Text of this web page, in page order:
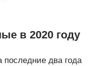
в 2020 году
последние два года